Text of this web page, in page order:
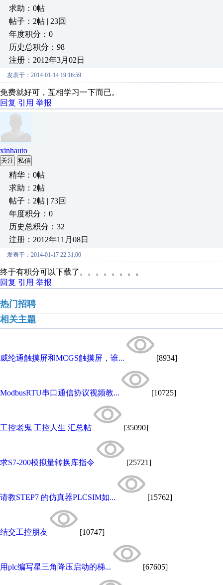
求助：0帖
帖子：2帖 | 23回
年度积分：0
历史总积分：98
注册：2012年3月02日
发表于：2014-01-14 19:16:59
免费就好可，互相学习一下而已。
回复 引用 举报
xinhauto
关注 私信
精华：0帖
求助：2帖
帖子：2帖 | 73回
年度积分：0
历史总积分：32
注册：2012年11月08日
发表于：2014-01-17 22:31:00
终于有积分可以下载了。。。。。。。。
回复 引用 举报
热门招聘
相关主题
威纶通触摸屏和MCGS触摸屏，谁... [8934]
ModbusRTU串口通信协议视频教... [10725]
工控老鬼 工控人生 汇总帖 [35090]
求S7-200模拟量转换库指令 [25721]
请教STEP7 的仿真器PLCSIM如... [15762]
结交工控朋友 [10747]
用plc编写星三角降压启动的梯... [67605]